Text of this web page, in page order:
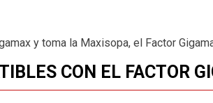
y toma la Maxisopa, el Factor
CON EL FACTOR